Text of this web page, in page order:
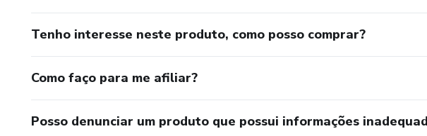
Tenho interesse neste produto, como posso comprar?
Como faço para me afiliar?
Posso denunciar um produto que possui informações